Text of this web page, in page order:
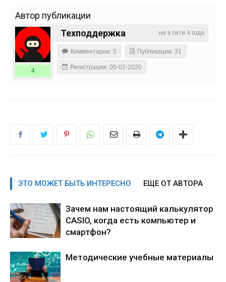
Автор публикации
не в сети 4 года
Техподдержка
4
Комментарии: 5 Публикации: 31
Регистрация: 05-02-2020
ЭТО МОЖЕТ БЫТЬ ИНТЕРЕСНО ЕЩЕ ОТ АВТОРА
Зачем нам настоящий калькулятор
CASIO, когда есть компьютер и
смартфон?
Методические учебные материалы